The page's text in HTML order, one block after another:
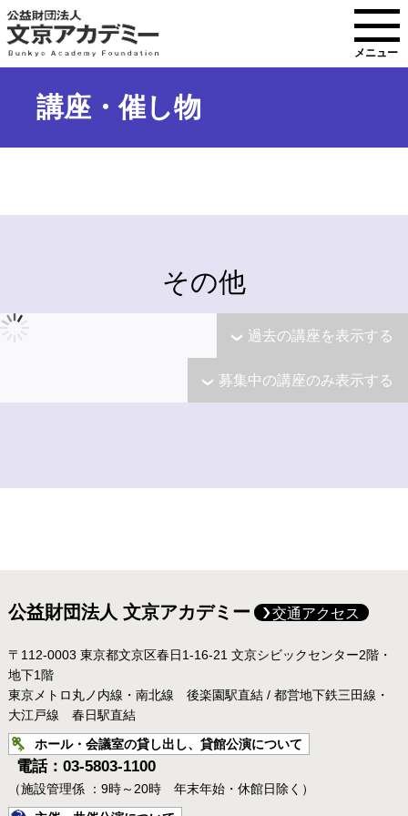
メニュー
講座・催し物
その他
過去の講座を表示する
募集中の講座のみ表示する
公益財団法人 文京アカデミー 交通アクセス
〒112-0003 東京都文京区春日1-16-21 文京シビックセンター2階・
地下1階
東京メトロ丸ノ内線・南北線 後楽園駅直結 / 都営地下鉄三田線・
大江戸線 春日駅直結
ホール・会議室の貸し出し、貸館公演について
電話：03-5803-1100
（施設管理係 ：9時～20時 年末年始・休館日除く）